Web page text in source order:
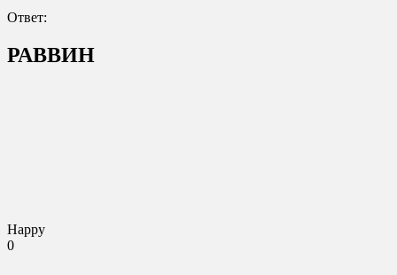
Ответ:
РАВВИН
Happy
0